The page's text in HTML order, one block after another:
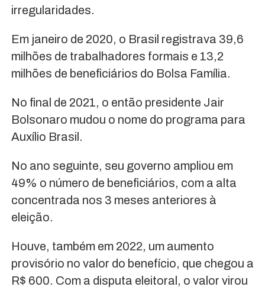
irregularidades.
Em janeiro de 2020, o Brasil registrava 39,6
milhões de trabalhadores formais e 13,2
milhões de beneficiários do Bolsa Família.
No final de 2021, o então presidente Jair
Bolsonaro mudou o nome do programa para
Auxílio Brasil.
No ano seguinte, seu governo ampliou em
49% o número de beneficiários, com a alta
concentrada nos 3 meses anteriores à
eleição.
Houve, também em 2022, um aumento
provisório no valor do benefício, que chegou a
R$ 600. Com a disputa eleitoral, o valor virou